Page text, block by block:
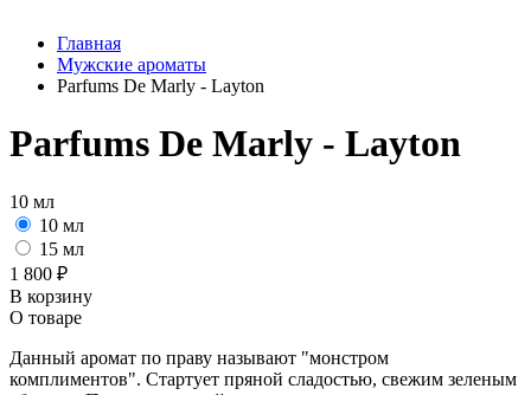
Главная
Мужские ароматы
Parfums De Marly - Layton
Parfums De Marly - Layton
10 мл
10 мл
15 мл
1 800 ₽
В корзину
О товаре
Данный аромат по праву называют "монстром
комплиментов". Стартует пряной сладостью, свежим зеленым